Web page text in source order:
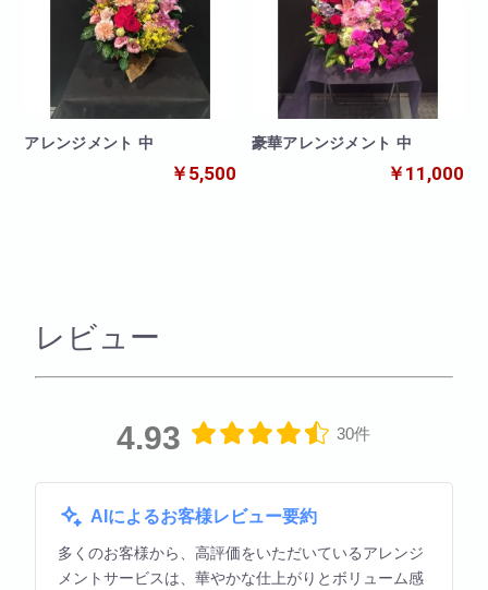
アレンジメント 中
￥5,500
豪華アレンジメント 中
￥11,000
レビュー
4.93 30件
AIによるお客様レビュー要約
多くのお客様から、高評価をいただいているアレンジ
メントサービスは、華やかな仕上がりとボリューム感